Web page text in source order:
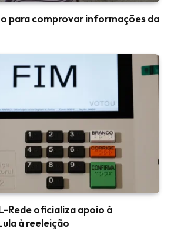
para comprovar informações da
Rede oficializa apoio à
à reeleição